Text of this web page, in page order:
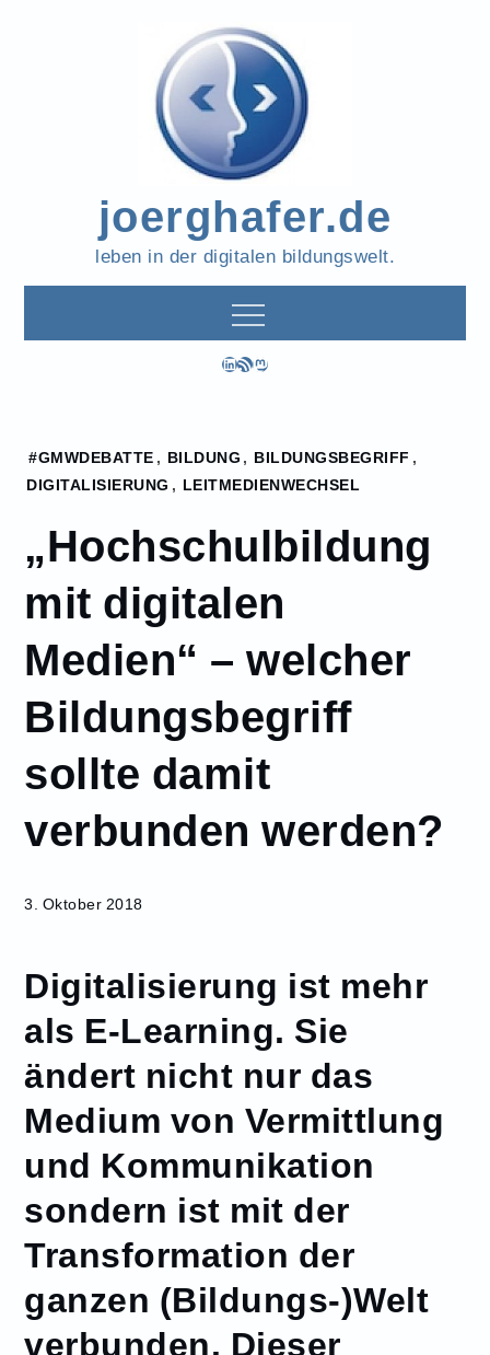
joerghafer.de
leben in der digitalen bildungswelt.
LinkedIn
RSS-FeedMastodon
Home
2018
„Hochschulbildung
mit digitalen
Medien“ – welcher
Bildungsbegriff
sollte damit
verbunden
werden?
#GMWDEBATTE , BILDUNG , BILDUNGSBEGRIFF ,
DIGITALISIERUNG , LEITMEDIENWECHSEL
„Hochschulbildung
mit digitalen
Medien“ – welcher
Bildungsbegriff
sollte damit
verbunden werden?
3. Oktober 2018
Digitalisierung ist mehr
als E-Learning. Sie
ändert nicht nur das
Medium von Vermittlung
und Kommunikation
sondern ist mit der
Transformation der
ganzen (Bildungs-)Welt
verbunden. Dieser